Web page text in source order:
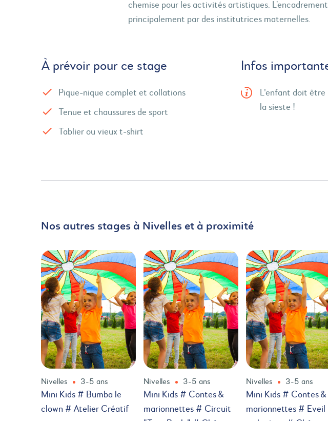
chemise pour les activités artistiques.
principalement par des institutrices maternelles.
À prévoir pour ce stage
Pique-nique complet et collations
Tenue et chaussures de sport
Tablier ou vieux t-shirt
Infos
L'enfant doit être
la sieste !
Nos autres stages à Nivelles et à proximité
Nivelles 3-5 ans
Mini Kids # Bumba le
clown # Atelier Créatif
Nivelles 3-5 ans
Mini Kids # Contes &
marionnettes # Circuit
Nivelles 3-5 ans
Mini Kids # Contes &
marionnettes # Eveil